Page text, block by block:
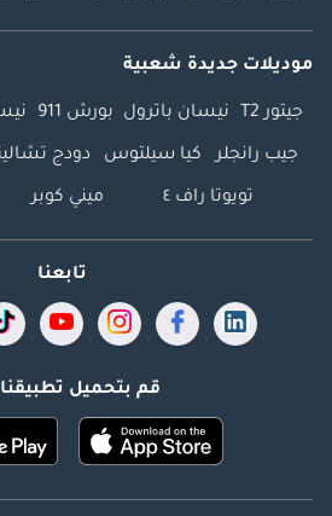
موديلات جديدة شعبية
جيتور T2 نيسان باترول بورش 911
جيب رانجلر كيا سيلتوس دودج
تويوتا راف ٤ ميني كوبر
تابعنا
قم بتحميل تطبيقنا